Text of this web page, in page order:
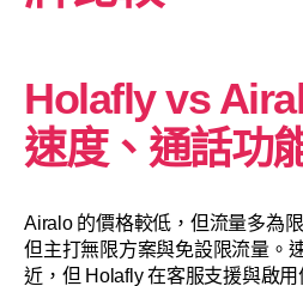
Holafly vs
速度、通話功
Airalo 的價格較低，但流量多為
但主打無限方案與免設限流量。
近，但 Holafly 在客服支援與啟用